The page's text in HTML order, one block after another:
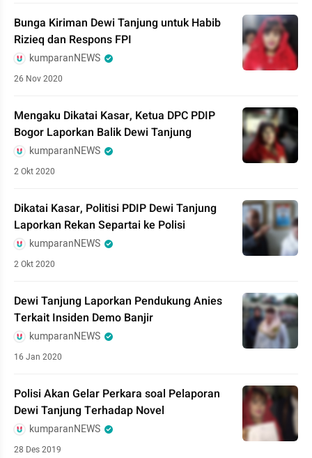
Bunga Kiriman Dewi Tanjung untuk Habib
Rizieq dan Respons FPI
kumparanNEWS
26 Nov 2020
Mengaku Dikatai Kasar, Ketua DPC PDIP
Bogor Laporkan Balik Dewi Tanjung
kumparanNEWS
2 Okt 2020
Dikatai Kasar, Politisi PDIP Dewi Tanjung
Laporkan Rekan Separtai ke Polisi
kumparanNEWS
2 Okt 2020
Dewi Tanjung Laporkan Pendukung Anies
Terkait Insiden Demo Banjir
kumparanNEWS
16 Jan 2020
Polisi Akan Gelar Perkara soal Pelaporan
Dewi Tanjung Terhadap Novel
kumparanNEWS
28 Des 2019